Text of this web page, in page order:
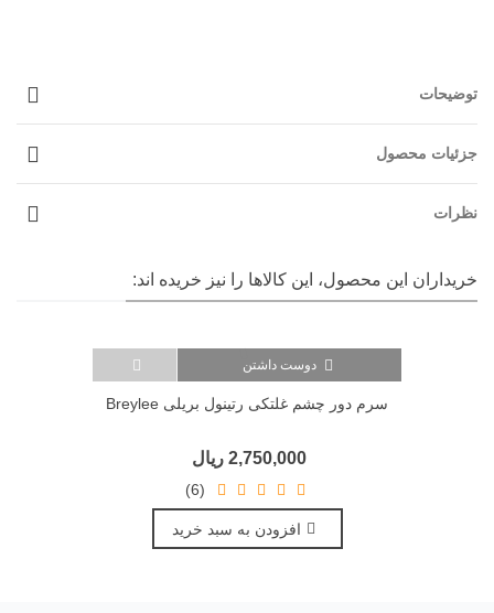
توضیحات
جزئیات محصول
نظرات
خریداران این محصول، این کالاها را نیز خریده اند:
دوست داشتن
سرم دور چشم غلتکی رتینول بریلی Breylee
2,750,000 ریال
(6)
افزودن به سبد خرید